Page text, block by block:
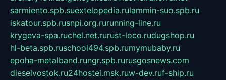
sarmiento.spb.suextelopedia.rulammin-suo.spb.ru
iskatour.spb.rusnpi.org.rurunning-line.ru
krygeva-spa.ruchel.net.rurust-loco.rudugshop.ru
hl-beta.spb.ruschool494.spb.rumymubaby.ru
epoha-metalband.rungr.spb.rurusgosnews.com
dieselvostok.ru24hostel.msk.ruw-dev.ruf-ship.ru